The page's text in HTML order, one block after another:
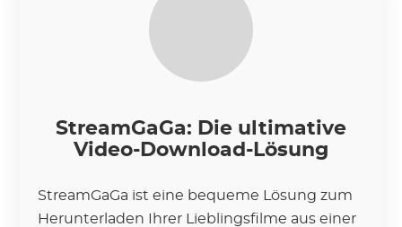
StreamGaGa: Die ultimative
Video-Download-Lösung
StreamGaGa ist eine bequeme Lösung zum
Herunterladen Ihrer Lieblingsfilme aus einer